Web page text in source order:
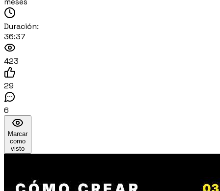
Duración:
36:37
423
29
6
Marcar
como
visto